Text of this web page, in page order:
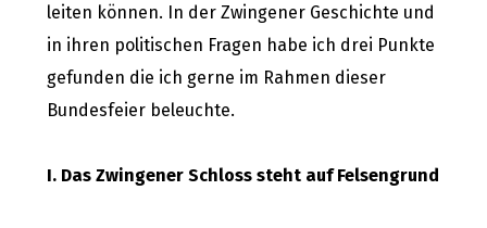
leiten können. In der Zwingener Geschichte und
in ihren politischen Fragen habe ich drei Punkte
gefunden die ich gerne im Rahmen dieser
Bundesfeier beleuchte.
I. Das Zwingener Schloss steht auf Felsengrund